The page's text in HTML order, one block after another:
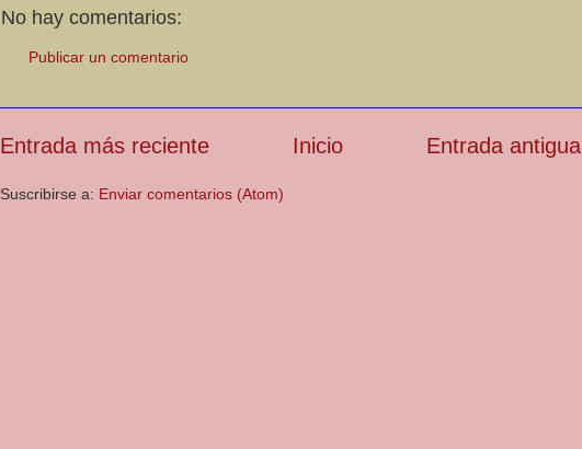
No hay comentarios:
Publicar un comentario
Entrada más reciente Entrada antigua
Inicio
Suscribirse a: Enviar comentarios (Atom)